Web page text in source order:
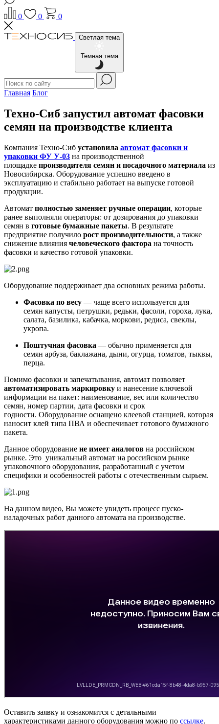
0 0 0
Светлая тема
Темная тема
Главная Блог
Техно‑Сиб запустил автомат фасовки
семян на производстве клиента
Компания Техно-Сиб установила автомат фасовки и
упаковки ФУ У‑03 на производственной
площадке производителя семян и посадочного материала из
Новосибирска. Оборудование успешно введено в
эксплуатацию и стабильно работает на выпуске готовой
продукции.
Автомат полностью заменяет ручные операции, которые
ранее выполняли операторы: от дозирования до упаковки
семян в готовые бумажные пакеты. В результате
предприятие получило рост производительности, а также
снижение влияния человеческого фактора на точность
фасовки и качество готовой упаковки.
Оборудование поддерживает два основных режима работы.
Фасовка по весу — чаще всего используется для
семян капусты, петрушки, редьки, фасоли, гороха, лука,
салата, базилика, кабачка, моркови, редиса, свеклы,
укропа.
Поштучная фасовка — обычно применяется для
семян арбуза, баклажана, дыни, огурца, томатов, тыквы,
перца.
Помимо фасовки и запечатывания, автомат позволяет
автоматизировать маркировку и нанесение ключевой
информации на пакет: наименование, вес или количество
семян, номер партии, дата фасовки и срок
годности. Оборудование оснащено клеевой станцией, которая
наносит клей типа ПВА и обеспечивает готового бумажного
пакета.
Данное оборудование не имеет аналогов на российском
рынке. Это уникальный автомат на российском рынке
упаковочного оборудования, разработанный с учетом
специфики и особенностей работы с отечественным сырьем.
На данном видео, Вы можете увидеть процесс пуско-
наладочных работ данного автомата на производстве.
Оставить заявку и ознакомится с детальными
характеристиками данного оборудования можно по ссылке.